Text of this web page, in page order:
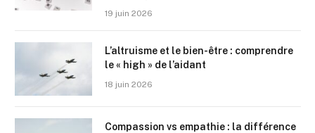
19 juin 2026
L’altruisme et le bien-être : comprendre
le « high » de l’aidant
18 juin 2026
Compassion vs empathie : la différence